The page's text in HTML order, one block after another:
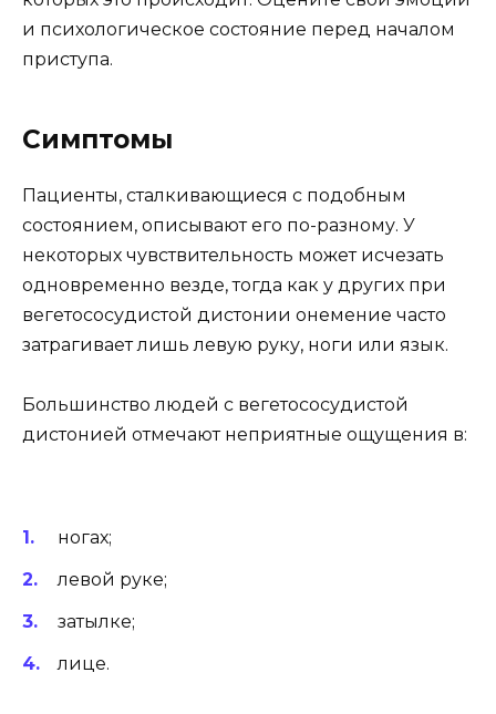
и психологическое состояние перед началом
приступа.
Симптомы
Пациенты, сталкивающиеся с подобным
состоянием, описывают его по-разному. У
некоторых чувствительность может исчезать
одновременно везде, тогда как у других при
вегетососудистой дистонии онемение часто
затрагивает лишь левую руку, ноги или язык.
Большинство людей с вегетососудистой
дистонией отмечают неприятные ощущения в:
ногах;
левой руке;
затылке;
лице.